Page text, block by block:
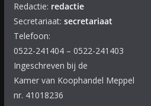
Redactie: redactie
Secretariaat: secretariaat
Telefoon:
0522-241404 – 0522-241403
Ingeschreven bij de
Kamer van Koophandel Meppel
nr. 41018236